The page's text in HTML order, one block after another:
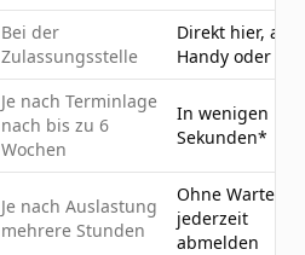
Bei der
Zulassungsstelle
Direkt hier, am
Handy oder PC
Je nach Terminlage
nach bis zu 6
Wochen
In wenigen
Sekunden*
Je nach Auslastung
mehrere Stunden
Ohne Wartezeit
jederzeit
abmelden